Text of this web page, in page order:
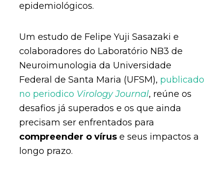
epidemiológicos.
Um estudo de Felipe Yuji Sasazaki e
colaboradores do Laboratório NB3 de
Neuroimunologia da Universidade
Federal de Santa Maria (UFSM), publicado
no periodico Virology Journal, reúne os
desafios já superados e os que ainda
precisam ser enfrentados para
compreender o víruse seus impactos a
longo prazo.